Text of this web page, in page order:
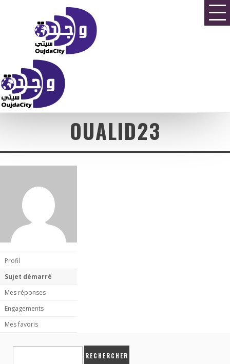
OUALID23
Profil
Sujet démarré
Mes réponses
Engagements
Mes favoris